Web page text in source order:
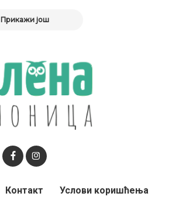
Прикажи још
Контакт Услови коришћења